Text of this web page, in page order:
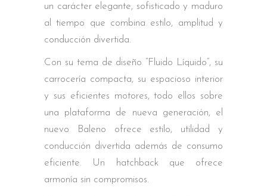
un carácter elegante, sofisticado y maduro
al tiempo que combina estilo, amplitud y
conducción divertida.
Con su tema de diseño “Fluido Líquido”, su
carrocería compacta, su espacioso interior
y sus eficientes motores, todo ellos sobre
una plataforma de nueva generación, el
nuevo Baleno ofrece estilo, utilidad y
conducción divertida además de consumo
eficiente. Un hatchback que ofrece
armonía sin compromisos.